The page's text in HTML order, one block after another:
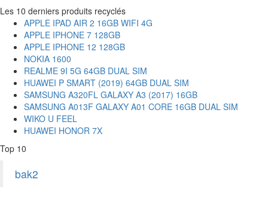
Les 10 derniers produits recyclés
APPLE IPAD AIR 2 16GB WIFI 4G
APPLE IPHONE 7 128GB
APPLE IPHONE 12 128GB
NOKIA 1600
REALME 9I 5G 64GB DUAL SIM
HUAWEI P SMART (2019) 64GB DUAL SIM
SAMSUNG A320FL GALAXY A3 (2017) 16GB
SAMSUNG A013F GALAXY A01 CORE 16GB DUAL SIM
WIKO U FEEL
HUAWEI HONOR 7X
Top 10
bak2